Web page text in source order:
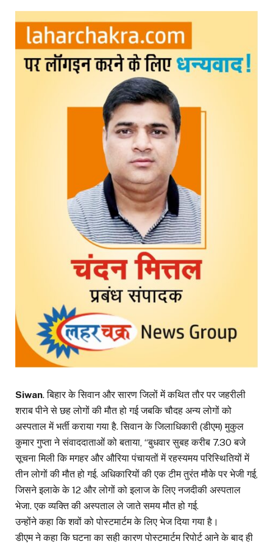
Siwan. बिहार के सिवान और सारण जिलों में कथित तौर पर जहरीली
शराब पीने से छह लोगों की मौत हो गई जबकि चौदह अन्य लोगों को
अस्पताल में भर्ती कराया गया है. सिवान के जिलाधिकारी (डीएम) मुकुल
कुमार गुप्ता ने संवाददाताओं को बताया, “बुधवार सुबह करीब 7.30 बजे
सूचना मिली कि मगहर और औरिया पंचायतों में रहस्यमय परिस्थितियों में
तीन लोगों की मौत हो गई. अधिकारियों की एक टीम तुरंत मौके पर भेजी गई,
जिसने इलाके के 12 और लोगों को इलाज के लिए नजदीकी अस्पताल
भेजा. एक व्यक्ति की अस्पताल ले जाते समय मौत हो गई.
उन्होंने कहा कि शवों को पोस्टमार्टम के लिए भेज दिया गया है।
डीएम ने कहा कि घटना का सही कारण पोस्टमार्टम रिपोर्ट आने के बाद ही